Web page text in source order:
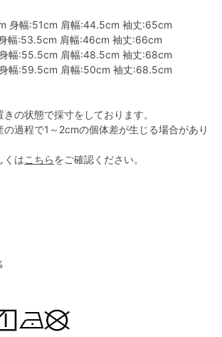
身幅:51cm 肩幅:44.5cm 袖丈:65cm
幅:53.5cm 肩幅:46cm 袖丈:66cm
幅:55.5cm 肩幅:48.5cm 袖丈:68cm
幅:59.5cm 肩幅:50cm 袖丈:68.5cm
きの状態で採寸をしております。
の過程で1～2cmの個体差が生じる場合があり
くはこちらをご確認ください。